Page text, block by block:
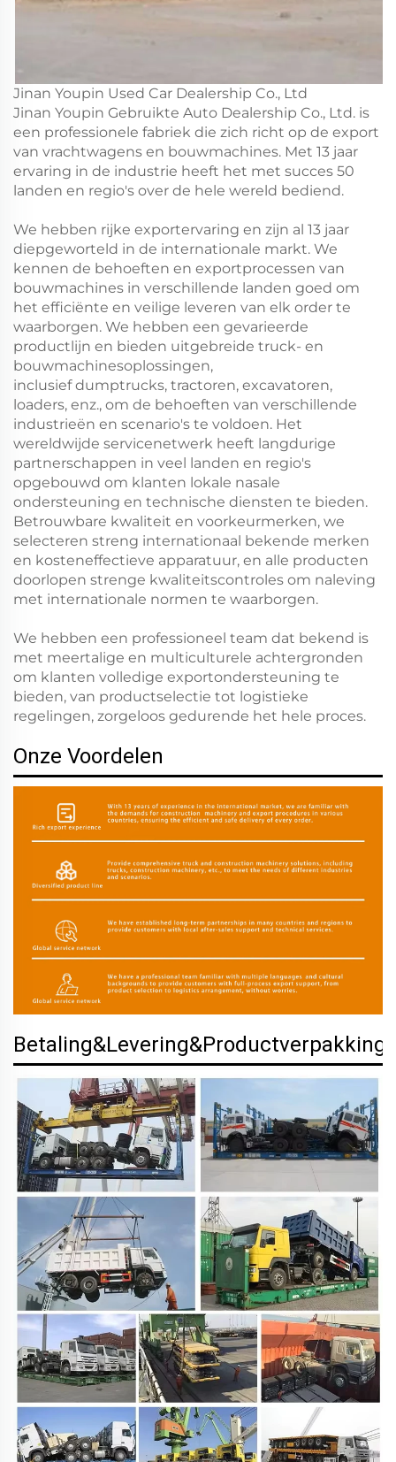
Jinan Youpin Used Car Dealership Co., Ltd
Jinan Youpin Gebruikte Auto Dealership Co., Ltd. is
een professionele fabriek die zich richt op de export
van vrachtwagens en bouwmachines. Met 13 jaar
ervaring in de industrie heeft het met succes 50
landen en regio's over de hele wereld bediend.
We hebben rijke exportervaring en zijn al 13 jaar
diepgeworteld in de internationale markt. We
kennen de behoeften en exportprocessen van
bouwmachines in verschillende landen goed om
het efficiënte en veilige leveren van elk order te
waarborgen. We hebben een gevarieerde
productlijn en bieden uitgebreide truck- en
bouwmachinesoplossingen,
inclusief dumptrucks, tractoren, excavatoren,
loaders, enz., om de behoeften van verschillende
industrieën en scenario's te voldoen. Het
wereldwijde servicenetwerk heeft langdurige
partnerschappen in veel landen en regio's
opgebouwd om klanten lokale nasale
ondersteuning en technische diensten te bieden.
Betrouwbare kwaliteit en voorkeurmerken, we
selecteren streng internationaal bekende merken
en kosteneffectieve apparatuur, en alle producten
doorlopen strenge kwaliteitscontroles om naleving
met internationale normen te waarborgen.
We hebben een professioneel team dat bekend is
met meertalige en multiculturele achtergronden
om klanten volledige exportondersteuning te
bieden, van productselectie tot logistieke
regelingen, zorgeloos gedurende het hele proces.
Onze Voordelen
Betaling&Levering&Productverpakking